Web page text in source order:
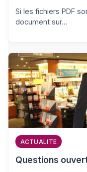
Si les fichiers PDF
document sur…
ACTUALITE
Questions